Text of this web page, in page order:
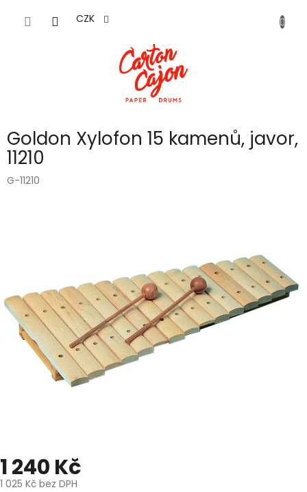
CZK
Goldon Xylofon 15 kamenů, javor,
11210
G-11210
1 240 Kč
1 025 Kč bez DPH